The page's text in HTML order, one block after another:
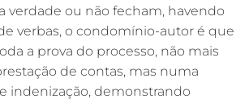
verdade ou não fecham, havendo
verbas, o condomínio-autor é que
a prova do processo, não mais
de contas, mas numa
indenização, demonstrando